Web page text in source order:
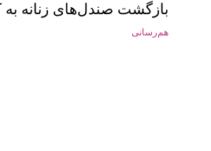
بازگشت صندل‌های زنانه به
هم‌رسانی